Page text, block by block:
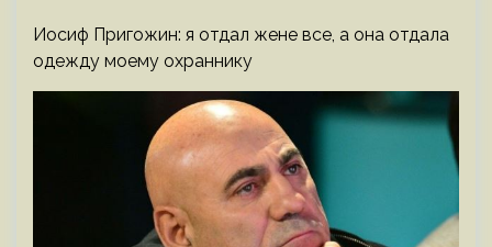
Иосиф Пригожин: я отдал жене все, а она отдала
одежду моему охраннику